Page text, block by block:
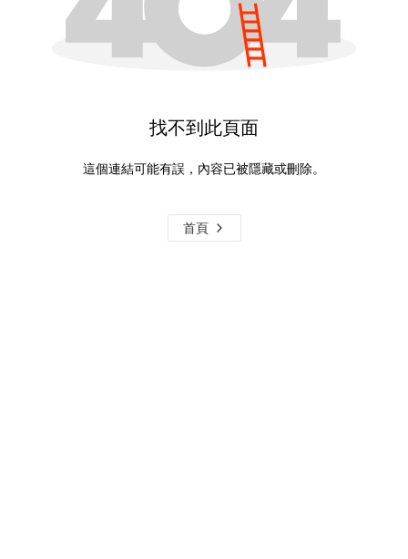
找不到此頁面
這個連結可能有誤，內容已被隱藏或刪除。
首頁